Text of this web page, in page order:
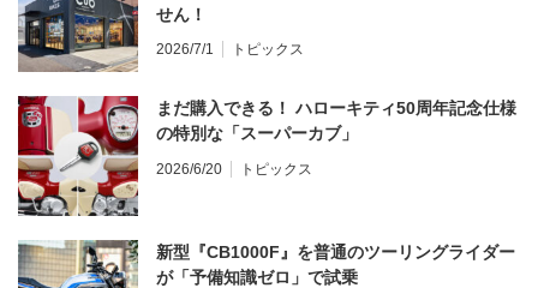
せん！
2026/7/1 トピックス
まだ購入できる！ ハローキティ50周年記念仕様
の特別な「スーパーカブ」
2026/6/20 トピックス
新型『CB1000F』を普通のツーリングライダー
が「予備知識ゼロ」で試乗